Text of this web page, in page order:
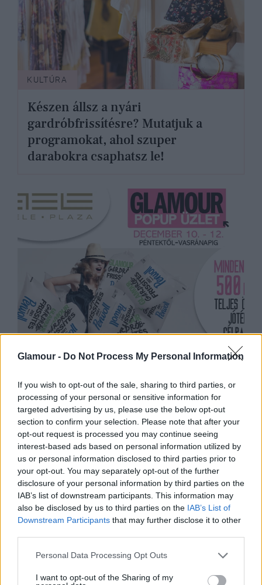
Glamour - Do Not Process My Personal Information
If you wish to opt-out of the sale, sharing to third parties, or
processing of your personal or sensitive information for
targeted advertising by us, please use the below opt-out
section to confirm your selection. Please note that after your
opt-out request is processed you may continue seeing
interest-based ads based on personal information utilized by
us or personal information disclosed to third parties prior to
your opt-out. You may separately opt-out of the further
disclosure of your personal information by third parties on the
IAB’s list of downstream participants. This information may
also be disclosed by us to third parties on the IAB’s List of
Downstream Participants that may further disclose it to other
Please note that this website/app uses one or more Google
not limited to your visit or usage behaviour. You may click to
Personal Data Processing Opt Outs
I want to opt-out of the Sharing of my
KULTÚRA
Készen állsz a nyári
gardróbfrissítésre? Mutatjuk a
programokat, ahol szuper
darabokra csaphatsz le!
olcsón és jótékonykodj a
Gardróbfrissítésen az Etele Plazába